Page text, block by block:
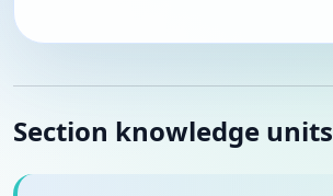
Section knowledge units